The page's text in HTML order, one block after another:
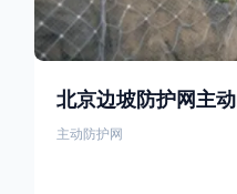
北京边坡防护网主动
主动防护网